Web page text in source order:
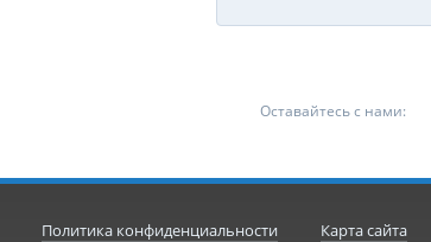
Оставайтесь с нами:
Политика конфиденциальности Карта сайта